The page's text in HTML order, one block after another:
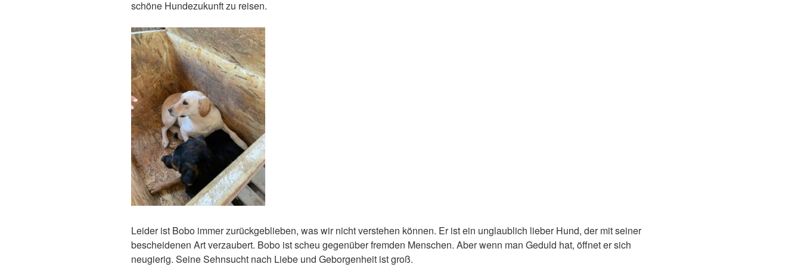
schöne Hundezukunft zu reisen.
Leider ist Bobo immer zurückgeblieben, was wir nicht verstehen können. Er ist ein unglaublich lieber Hund, der mit seiner
bescheidenen Art verzaubert. Bobo ist scheu gegenüber fremden Menschen. Aber wenn man Geduld hat, öffnet er sich
neugierig. Seine Sehnsucht nach Liebe und Geborgenheit ist groß.